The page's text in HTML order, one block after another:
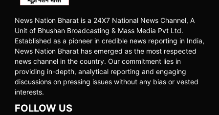
News Nation Bharat is a 24X7 National News Channel, A
Unit of Bhushan Broadcasting & Mass Media Pvt Ltd.
Established as a pioneer in credible news reporting in India,
News Nation Bharat has emerged as the most respected
news channel in the country. Our commitment lies in
providing in-depth, analytical reporting and engaging
discussions on pressing issues without any bias or vested
interests.
FOLLOW US